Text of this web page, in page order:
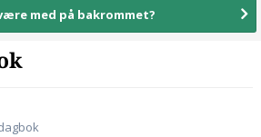
med på bakrommet?